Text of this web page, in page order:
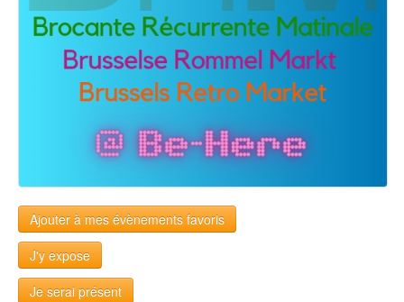
Ajouter à mes évènements favoris
J'y expose
Je serai présent